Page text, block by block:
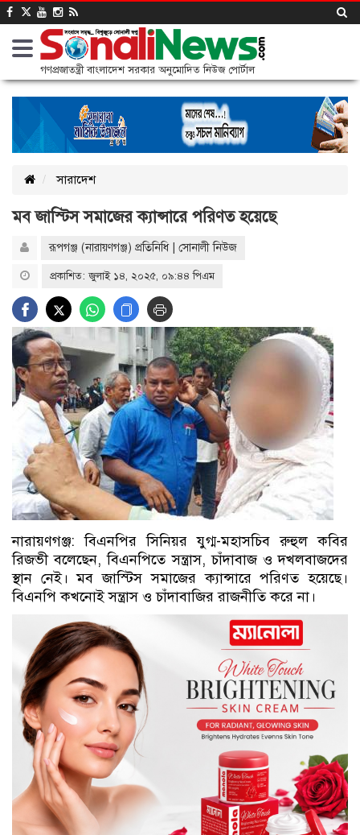
গণপ্রজাতন্ত্রী বাংলাদেশ সরকার অনুমোদিত নিউজ পোর্টাল
সারাদেশ
মব জাস্টিস সমাজের ক্যান্সারে পরিণত হয়েছে
রূপগঞ্জ (নারায়ণগঞ্জ) প্রতিনিধি | সোনালী নিউজ
প্রকাশিত: জুলাই ১৪, ২০২৫, ০৯:৪৪ পিএম
নারায়ণগঞ্জ: বিএনপির সিনিয়র যুগ্ম-মহাসচিব রুহুল কবির
রিজভী বলেছেন, বিএনপিতে সন্ত্রাস, চাঁদাবাজ ও দখলবাজদের
স্থান নেই। মব জাস্টিস সমাজের ক্যান্সারে পরিণত হয়েছে।
বিএনপি কখনোই সন্ত্রাস ও চাঁদাবাজির রাজনীতি করে না।